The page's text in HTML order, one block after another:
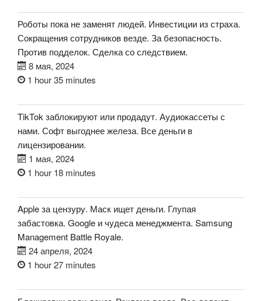
Роботы пока не заменят людей. Инвестиции из страха.
Сокращения сотрудников везде. За безопасность.
Против подделок. Сделка со следствием.
8 мая, 2024
1 hour 35 minutes
TikTok заблокируют или продадут. Аудиокассеты с
нами. Софт выгоднее железа. Все деньги в
лицензировании.
1 мая, 2024
1 hour 18 minutes
Apple за цензуру. Маск ищет деньги. Глупая
забастовка. Google и чудеса менеджмента. Samsung
Management Battle Royale.
24 апреля, 2024
1 hour 27 minutes